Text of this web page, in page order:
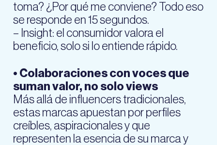
toma? ¿Por qué me conviene? Todo eso
se responde en 15 segundos.
– Insight: el consumidor valora el
beneficio, solo si lo entiende rápido.
• Colaboraciones con voces que
suman valor, no solo views
Más allá de influencers tradicionales,
estas marcas apuestan por perfiles
creíbles, aspiracionales y que
representen la esencia de su marca y